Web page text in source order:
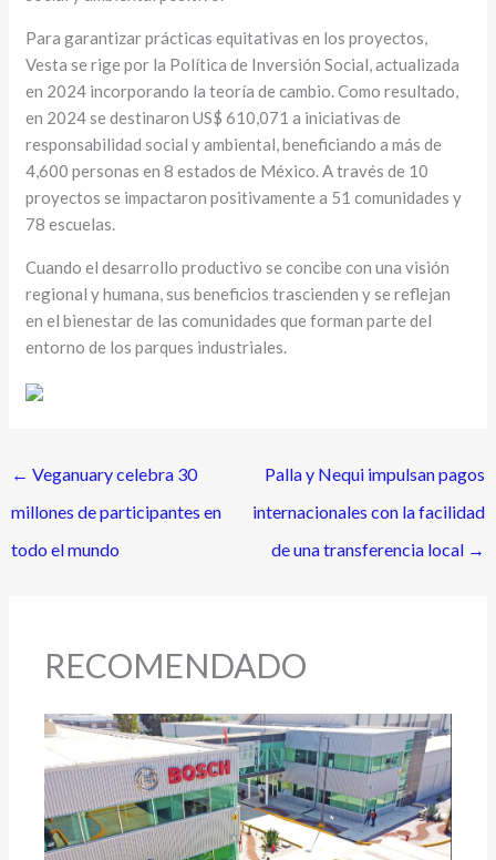
Para garantizar prácticas equitativas en los proyectos,
Vesta se rige por la Política de Inversión Social, actualizada
en 2024 incorporando la teoría de cambio. Como resultado,
en 2024 se destinaron US$ 610,071 a iniciativas de
responsabilidad social y ambiental, beneficiando a más de
4,600 personas en 8 estados de México. A través de 10
proyectos se impactaron positivamente a 51 comunidades y
78 escuelas.
Cuando el desarrollo productivo se concibe con una visión
regional y humana, sus beneficios trascienden y se reflejan
en el bienestar de las comunidades que forman parte del
entorno de los parques industriales.
← Veganuary celebra 30
millones de participantes en
todo el mundo
Palla y Nequi impulsan pagos
internacionales con la facilidad
de una transferencia local →
RECOMENDADO